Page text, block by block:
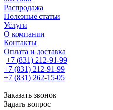
Распродажа
Полезные статьи
Услуги
О компании
Контакты
Оплата и доставка
+7 (831) 212-91-99
+7 (831) 212-91-99
+7 (831) 262-15-05
Заказать звонок
Задать вопрос